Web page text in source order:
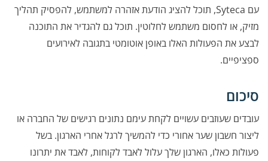
עם Syteca, תוכל להציג הודעת אזהרה למשתמש, להפסיק תהליך
מזיק, או לחסום משתמש לחלוטין. תוכל גם להגדיר את התוכנה
לבצע את הפעולות האלו באופן אוטומטי בתגובה לאירועים
ספציפיים.
סיכום
עובדים שעוזבים עשויים לקחת עימם נתונים רגישים של החברה או
ליצור חשבון שער אחורי כדי להמשיך לרגל אחרי הארגון. בשל
פעולות כאלו, הארגון שלך עלול לאבד לקוחות, לאבד את יתרונו